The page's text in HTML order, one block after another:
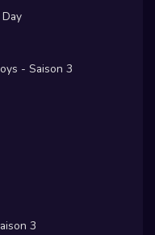
- Saison 3
3